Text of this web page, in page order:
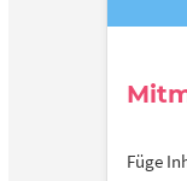
Füge